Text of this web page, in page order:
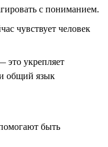
с пониманием.
чувствует человек
это укрепляет
общий язык
быть